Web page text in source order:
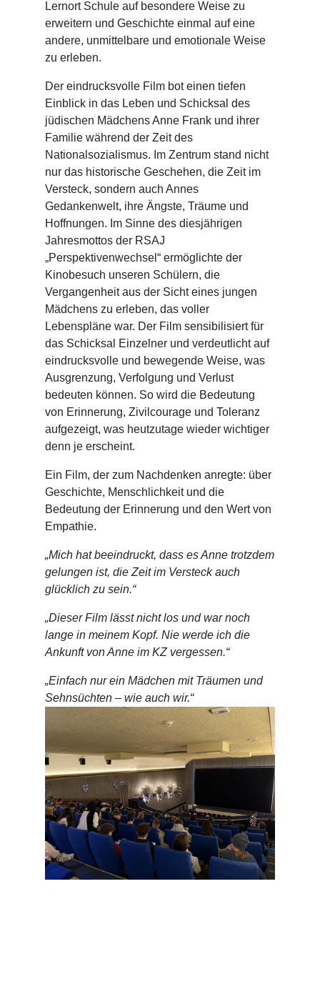
Lernort Schule auf besondere Weise zu
erweitern und Geschichte einmal auf eine
andere, unmittelbare und emotionale Weise
zu erleben.
Der eindrucksvolle Film bot einen tiefen
Einblick in das Leben und Schicksal des
jüdischen Mädchens Anne Frank und ihrer
Familie während der Zeit des
Nationalsozialismus. Im Zentrum stand nicht
nur das historische Geschehen, die Zeit im
Versteck, sondern auch Annes
Gedankenwelt, ihre Ängste, Träume und
Hoffnungen. Im Sinne des diesjährigen
Jahresmottos der RSAJ
„Perspektivenwechsel“ ermöglichte der
Kinobesuch unseren Schülern, die
Vergangenheit aus der Sicht eines jungen
Mädchens zu erleben, das voller
Lebenspläne war. Der Film sensibilisiert für
das Schicksal Einzelner und verdeutlicht auf
eindrucksvolle und bewegende Weise, was
Ausgrenzung, Verfolgung und Verlust
bedeuten können. So wird die Bedeutung
von Erinnerung, Zivilcourage und Toleranz
aufgezeigt, was heutzutage wieder wichtiger
denn je erscheint.
Ein Film, der zum Nachdenken anregte: über
Geschichte, Menschlichkeit und die
Bedeutung der Erinnerung und den Wert von
Empathie.
„Mich hat beeindruckt, dass es Anne trotzdem
gelungen ist, die Zeit im Versteck auch
glücklich zu sein.“
„Dieser Film lässt nicht los und war noch
lange in meinem Kopf. Nie werde ich die
Ankunft von Anne im KZ vergessen.“
„Einfach nur ein Mädchen mit Träumen und
Sehnsüchten – wie auch wir.“